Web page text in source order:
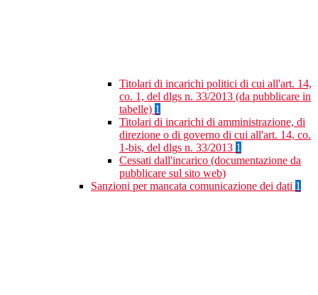
Titolari di incarichi politici di cui all'art. 14,
co. 1, del dlgs n. 33/2013 (da pubblicare in
tabelle) 1
Titolari di incarichi di amministrazione, di
direzione o di governo di cui all'art. 14, co.
1-bis, del dlgs n. 33/2013 1
Cessati dall'incarico (documentazione da
pubblicare sul sito web)
Sanzioni per mancata comunicazione dei dati 1